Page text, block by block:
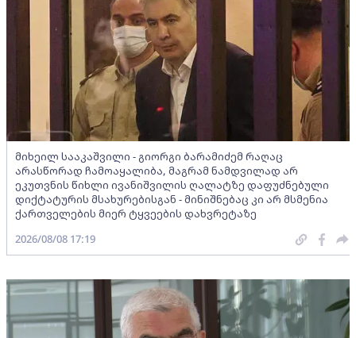
მიხეილ სააკაშვილი - გიორგი ბარამიძემ რაღაც
არასწორად ჩამოაყალიბა, მაგრამ ნამდვილად არ
ეკუთვნის წიხლი ივანიშვილის ღალატზე დაფუძნებული
დიქტატურის მსახურებისგან - მინიშნებაც კი არ მსმენია
ქართველების მიერ ტყვეების დახვრეტაზე
2026/08/08 17:19